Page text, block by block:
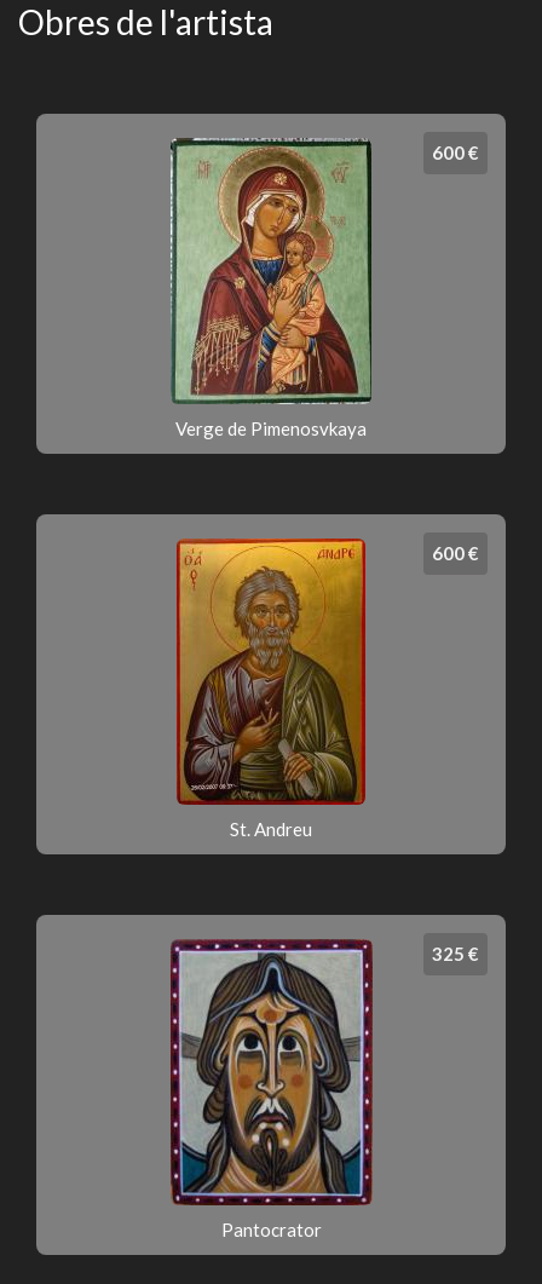
Obres de l'artista
600 €
Verge de Pimenosvkaya
600 €
St. Andreu
325 €
Pantocrator